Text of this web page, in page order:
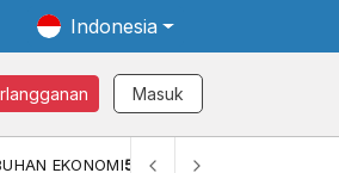
Indonesia
Masuk
EKONOMI5,11%